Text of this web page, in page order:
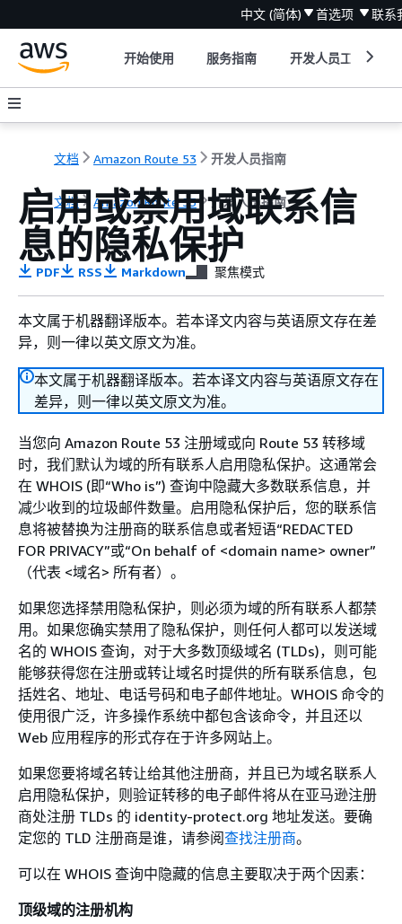
中文 (简体) 首选项 联系
开始使用 服务指南 开发人员工具
文档 Amazon Route 53 开发人员指南
文档 Amazon Route 53 开发人员指南
启用或禁用域联系信
息的隐私保护
PDF RSS Markdown 聚焦模式
本文属于机器翻译版本。若本译文内容与英语原文存在差
异，则一律以英文原文为准。
本文属于机器翻译版本。若本译文内容与英语原文存在
差异，则一律以英文原文为准。
当您向 Amazon Route 53 注册域或向 Route 53 转移域
时，我们默认为域的所有联系人启用隐私保护。这通常会
在 WHOIS (即“Who is”) 查询中隐藏大多数联系信息，并
减少收到的垃圾邮件数量。启用隐私保护后，您的联系信
息将被替换为注册商的联系信息或者短语“REDACTED
FOR PRIVACY”或“On behalf of <domain name> owner”
（代表 <域名> 所有者）。
如果您选择禁用隐私保护，则必须为域的所有联系人都禁
用。如果您确实禁用了隐私保护，则任何人都可以发送域
名的 WHOIS 查询，对于大多数顶级域名 (TLDs)，则可能
能够获得您在注册或转让域名时提供的所有联系信息，包
括姓名、地址、电话号码和电子邮件地址。WHOIS 命令的
使用很广泛，许多操作系统中都包含该命令，并且还以
Web 应用程序的形式存在于许多网站上。
如果您要将域名转让给其他注册商，并且已为域名联系人
启用隐私保护，则验证转移的电子邮件将从在亚马逊注册
商处注册 TLDs 的 identity-protect.org 地址发送。要确
定您的 TLD 注册商是谁，请参阅查找注册商。
可以在 WHOIS 查询中隐藏的信息主要取决于两个因素：
顶级域的注册机构